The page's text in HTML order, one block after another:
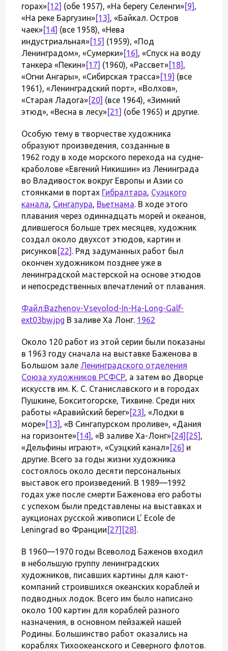
горах»[12] (обе 1957), «На берегу Селенги»[9] ,
«На реке Баргузин»[13] , «Байкал. Остров
чаек»[14] (все 1958), «Нева
индустриальная»[15] (1959), «Под
Ленинградом», «Сумерки»[16] , «Спуск на воду
танкера «Пекин»[17] (1960), «Рассвет»[18] ,
«Огни Ангары», «Сибирская трасса»[19] (все
1961), «Ленинградский порт», «Волхов»,
«Старая Ладога»[20] (все 1964), «Зимний
этюд», «Весна в лесу»[21] (обе 1965) и другие.
Особую тему в творчестве художника
образуют произведения, созданные в
1962 году в ходе морского перехода на судне-
краболове «Евгений Никишин» из Ленинграда
во Владивосток вокруг Европы и Азии со
стоянками в портах Гибралтара, Суэцкого
канала, Сингапура, Вьетнама. В ходе этого
плавания через одиннадцать морей и океанов,
длившегося больше трех месяцев, художник
создал около двухсот этюдов, картин и
рисунков [22] . Ряд задуманных работ был
окончен художником позднее уже в
ленинградской мастерской на основе этюдов
и непосредственных впечатлений от плавания.
Файл:Bazhenov-Vsevolod-In-Ha-Long-Galf-
ext03bw.jpg В заливе Ха Лонг. 1962
Около 120 работ из этой серии были показаны
в 1963 году сначала на выставке Баженова в
Большом зале Ленинградского отделения
Союза художников РСФСР, а затем во Дворце
искусств им. К. С. Станиславского и в городах
Пушкине, Бокситогорске, Тихвине. Среди них
работы «Аравийский берег»[23] , «Лодки в
море»[13] , «В Сингапурском проливе», «Дания
на горизонте»[14] , «В заливе Ха-Лонг»[24] [25] ,
«Дельфины играют», «Суэцкий канал»[26] и
другие. Всего за годы жизни художника
состоялось около десяти персональных
выставок его произведений. В 1989—1992
годах уже после смерти Баженова его работы
с успехом были представлены на выставках и
аукционах русской живописи L’ Ecole de
Leningrad во Франции [27] [28] .
В 1960—1970 годы Всеволод Баженов входил
в небольшую группу ленинградских
художников, писавших картины для кают-
компаний строившихся океанских кораблей и
подводных лодок. Всего им было написано
около 100 картин для кораблей разного
назначения, в основном пейзажей нашей
Родины. Большинство работ оказались на
кораблях Тихоокеанского и Северного флотов.